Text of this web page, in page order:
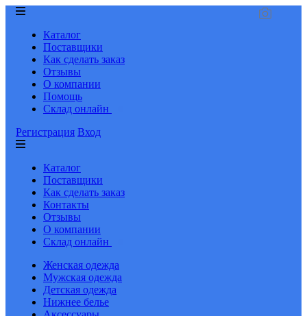
Каталог
Поставщики
Как сделать заказ
Отзывы
О компании
Помощь
Склад онлайн
Регистрация Вход
Каталог
Поставщики
Как сделать заказ
Контакты
Отзывы
О компании
Склад онлайн
Женская одежда
Мужская одежда
Детская одежда
Нижнее белье